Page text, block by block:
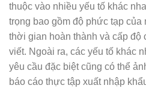
thuộc vào nhiều yếu tố khác
trọng bao gồm độ phức tạp
thời gian hoàn thành và cấp độ
viết. Ngoài ra, các yếu tố khác
yêu cầu đặc biệt cũng có thể
báo cáo thực tập xuất nhập